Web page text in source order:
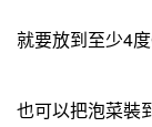
就要放到至少4
也可以把泡菜裝